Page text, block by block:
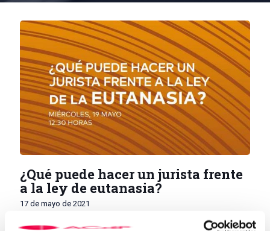
¿Qué puede hacer un jurista frente
a la ley de eutanasia?
17 de mayo de 2021